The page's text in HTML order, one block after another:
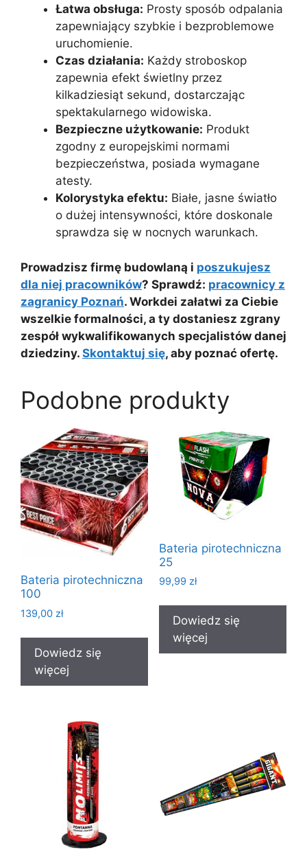
Łatwa obsługa: Prosty sposób odpalania
zapewniający szybkie i bezproblemowe
uruchomienie.
Czas działania: Każdy stroboskop
zapewnia efekt świetlny przez
kilkadziesiąt sekund, dostarczając
spektakularnego widowiska.
Bezpieczne użytkowanie: Produkt
zgodny z europejskimi normami
bezpieczeństwa, posiada wymagane
atesty.
Kolorystyka efektu: Białe, jasne światło
o dużej intensywności, które doskonale
sprawdza się w nocnych warunkach.
Prowadzisz firmę budowlaną i poszukujesz
dla niej pracowników? Sprawdź: pracownicy z
zagranicy Poznań. Workdei załatwi za Ciebie
wszelkie formalności, a ty dostaniesz zgrany
zespół wykwalifikowanych specjalistów danej
dziedziny. Skontaktuj się, aby poznać ofertę.
Podobne produkty
Bateria pirotechniczna
100
139,00 zł
Dowiedz się
więcej
Bateria pirotechniczna
25
99,99 zł
Dowiedz się
więcej